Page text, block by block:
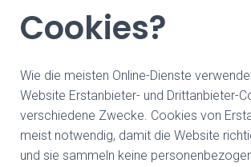
Cookies?
Wie die meisten Online-Dienste
Website Erstanbieter- und Drittanbieter-
verschiedene Zwecke. Cookies von
meist notwendig, damit die Website
und sie sammeln keine